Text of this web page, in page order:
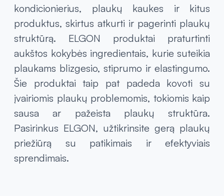
kondicionierius, plaukų kaukes ir kitus
produktus, skirtus atkurti ir pagerinti plaukų
struktūrą. ELGON produktai praturtinti
aukštos kokybės ingredientais, kurie suteikia
plaukams blizgesio, stiprumo ir elastingumo.
Šie produktai taip pat padeda kovoti su
įvairiomis plaukų problemomis, tokiomis kaip
sausa ar pažeista plaukų struktūra.
Pasirinkus ELGON, užtikrinsite gerą plaukų
priežiūrą su patikimais ir efektyviais
sprendimais.